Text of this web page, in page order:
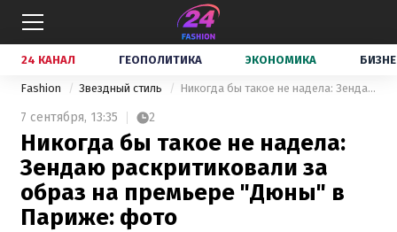
24 КАНАЛ ГЕОПОЛИТИКА ЭКОНОМИКА
Fashion Звездный стиль Никогда бы такое не надела: Зендаю раскритиковали за образ на премьере "Дюны" в Париже: фото
7 сентября, 13:35 2
Никогда бы такое не надела:
Зендаю раскритиковали за
образ на премьере "Дюны" в
Париже: фото